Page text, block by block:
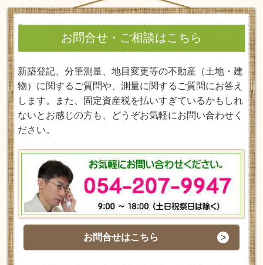
お問合せ・ご相談はこちら
新築登記、分筆測量、地目変更等の不動産（土地・建
物）に関するご質問や、測量に関するご質問にお答え
します。また、固定資産税を払いすぎているかもしれ
ないとお感じの方も、どうぞお気軽にお問い合わせく
ださい。
お問合せはこちら